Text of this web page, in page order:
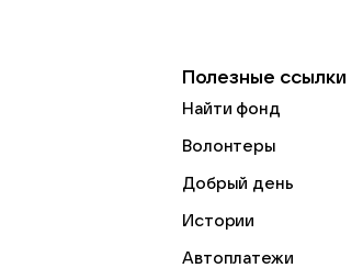
Полезные ссылки
Найти фонд
Волонтеры
Добрый день
Истории
Автоплатежи